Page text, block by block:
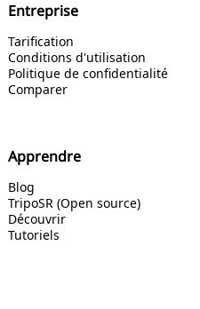
Entreprise
Tarification
Conditions d'utilisation
Politique de confidentialité
Comparer
Apprendre
Blog
TripoSR (Open source)
Découvrir
Tutoriels